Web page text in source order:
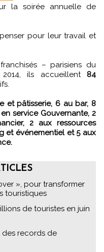
la soirée annuelle de
pour leur travail et
– parisiens du
ils accueillent 84
et pâtisserie, 6 au bar, 8
service Gouvernante, 2
2 aux ressources
et événementiel et 5 aux
», pour transformer
touristiques
de touristes en juin
des records de